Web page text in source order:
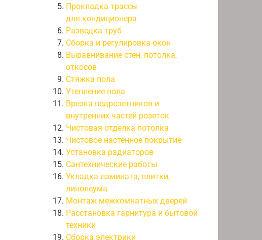
Прокладка трассы
для кондиционера
Разводка труб
Сборка и регулировка окон
Выравнивание стен, потолка,
откосов
Стяжка пола
Утепление пола
Врезка подрозетников и
внутренних частей розеток
Чистовая отделка потолка
Чистовое настенное покрытие
Установка радиаторов
Сантехнические работы
Укладка ламината, плитки,
линолеума
Монтаж межкомнатных дверей
Расстановка гарнитура и бытовой
техники
Сборка электрики